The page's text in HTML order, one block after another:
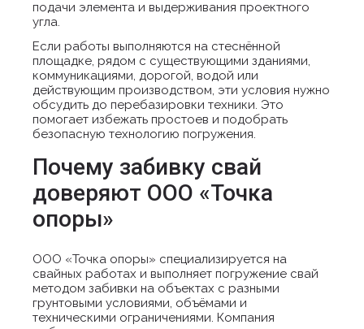
подачи элемента и выдерживания проектного
угла.
Если работы выполняются на стеснённой
площадке, рядом с существующими зданиями,
коммуникациями, дорогой, водой или
действующим производством, эти условия нужно
обсудить до перебазировки техники. Это
помогает избежать простоев и подобрать
безопасную технологию погружения.
Почему забивку свай
доверяют ООО «Точка
опоры»
ООО «Точка опоры» специализируется на
свайных работах и выполняет погружение свай
методом забивки на объектах с разными
грунтовыми условиями, объёмами и
техническими ограничениями. Компания